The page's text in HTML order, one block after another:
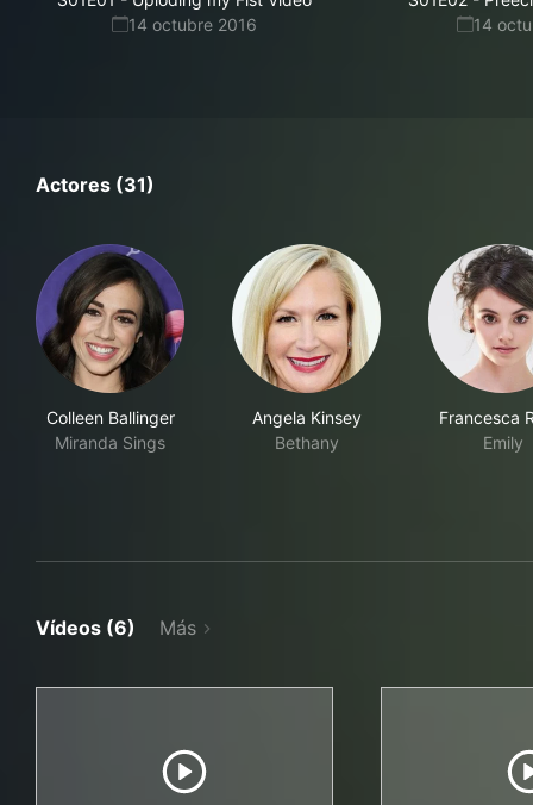
14 octubre 2016
14
Actores (31)
Colleen Ballinger
Miranda Sings
Angela Kinsey
Bethany
Francesca
Emily
Vídeos (6) Más